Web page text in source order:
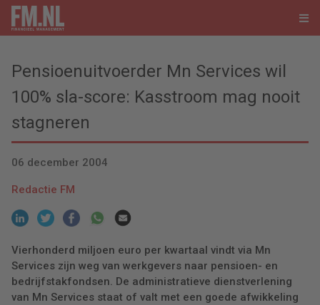
Pensioenuitvoerder Mn Services wil
100% sla-score: Kasstroom mag nooit
stagneren
06 december 2004
Redactie FM
Vierhonderd miljoen euro per kwartaal vindt via Mn
Services zijn weg van werkgevers naar pensioen- en
bedrijfstakfondsen. De administratieve dienstverlening
van Mn Services staat of valt met een goede afwikkeling